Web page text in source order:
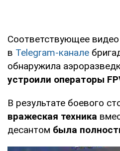
Соответствующее
в Telegram-канале
обнаружила
устроили операторы
В результате боевого
вражеская техника
десантом была